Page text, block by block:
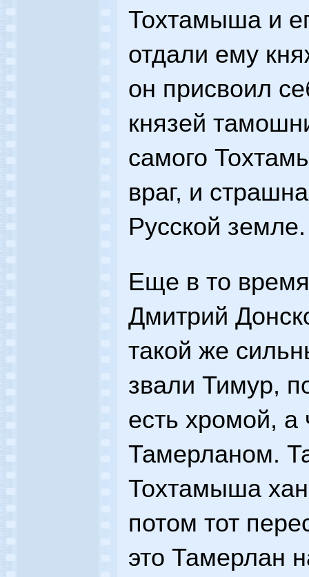
Тохтамыша и
отдали ему
он присвоил
князей
самого
враг, и
Русской земле.
Еще в то
Дмитрий
такой же
звали Тимур,
есть хромой,
Тамерланом.
Тохтамыша
потом тот
это Тамерлан